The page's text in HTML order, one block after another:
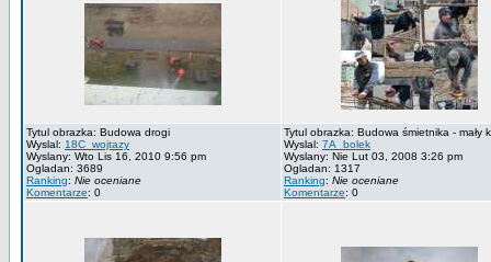
Tytul obrazka: Budowa drogi
Wyslal: 18C_wojtazy
Wyslany: Wto Lis 16, 2010 9:56 pm
Ogladan: 3689
Ranking: Nie oceniane
Komentarze: 0
Tytul obrazka: Budowa śmietnika - mały
Wyslal: 7A_bolek
Wyslany: Nie Lut 03, 2008 3:26 pm
Ogladan: 1317
Ranking: Nie oceniane
Komentarze: 0